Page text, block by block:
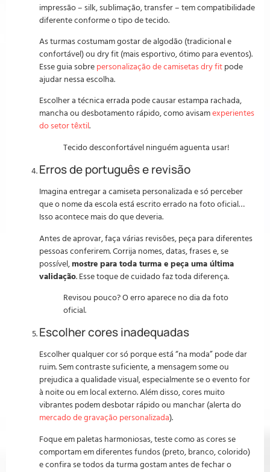
impressão – silk, sublimação, transfer – tem compatibilidade
diferente conforme o tipo de tecido.
As turmas costumam gostar de algodão (tradicional e
confortável) ou dry fit (mais esportivo, ótimo para eventos).
Esse guia sobre personalização de camisetas dry fit pode
ajudar nessa escolha.
Escolher a técnica errada pode causar estampa rachada,
mancha ou desbotamento rápido, como avisamexperientes
do setor têxtil.
Tecido desconfortável ninguém aguenta usar!
Erros de português e revisão
Imagina entregar a camiseta personalizada e só perceber
que o nome da escola está escrito errado na foto oficial…
Isso acontece mais do que deveria.
Antes de aprovar, faça várias revisões, peça para diferentes
pessoas conferirem. Corrija nomes, datas, frases e, se
possível,mostre para toda turma e peça uma última
validação. Esse toque de cuidado faz toda diferença.
Revisou pouco? O erro aparece no dia da foto
oficial.
Escolher cores inadequadas
Escolher qualquer cor só porque está “na moda” pode dar
ruim. Sem contraste suficiente, a mensagem some ou
prejudica a qualidade visual, especialmente se o evento for
à noite ou em local externo. Além disso, cores muito
vibrantes podem desbotar rápido ou manchar (alerta do
mercado de gravação personalizada).
Foque em paletas harmoniosas, teste como as cores se
comportam em diferentes fundos (preto, branco, colorido)
e confira se todos da turma gostam antes de fechar o